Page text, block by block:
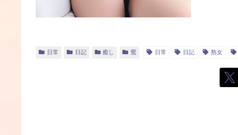
日常 日記 癒し 鶯 日常 日記 熟女